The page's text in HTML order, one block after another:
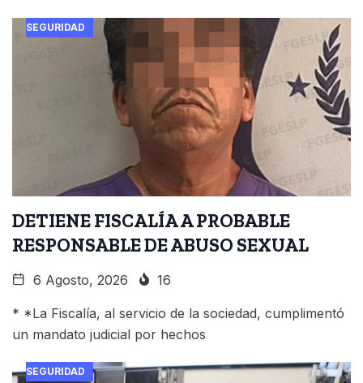
SEGURIDAD
DETIENE FISCALÍA A PROBABLE
RESPONSABLE DE ABUSO SEXUAL
6 Agosto, 2026 16
* *La Fiscalía, al servicio de la sociedad, cumplimentó
un mandato judicial por hechos
SEGURIDAD